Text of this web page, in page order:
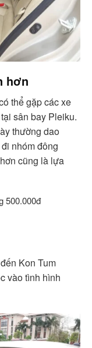
hơn
thể gặp các xe
sân bay Pleiku.
thường dao
nhóm đông
cũng là lựa
500.000đ
Kon Tum
vào tình hình